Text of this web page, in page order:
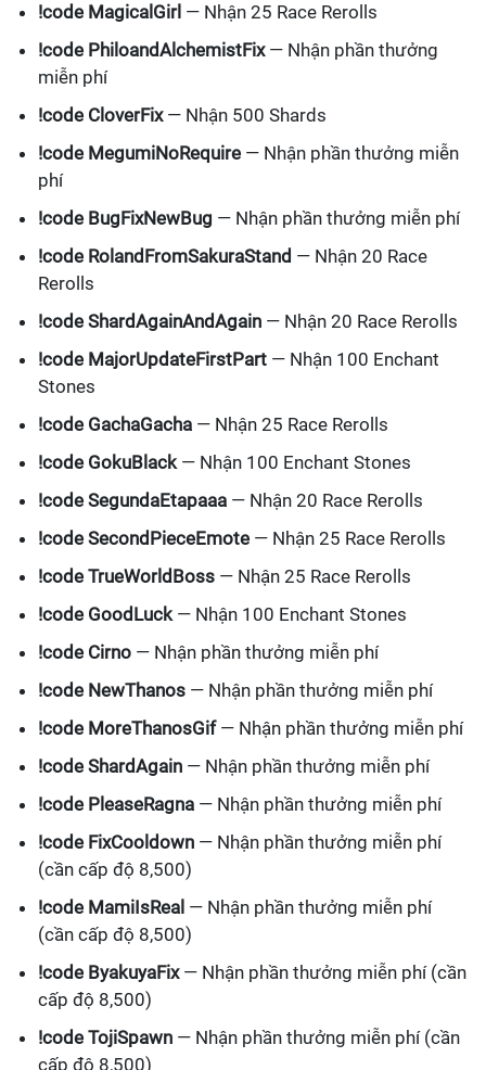
!code MagicalGirl — Nhận 25 Race Rerolls
!code PhiloandAlchemistFix— Nhận phần thưởng
miễn phí
!code CloverFix— Nhận 500 Shards
!code MegumiNoRequire — Nhận phần thưởng miễn
phí
!code BugFixNewBug — Nhận phần thưởng miễn phí
!code RolandFromSakuraStand — Nhận 20 Race
Rerolls
!code ShardAgainAndAgain — Nhận 20 Race Rerolls
!code MajorUpdateFirstPart — Nhận 100 Enchant
Stones
!code GachaGacha — Nhận 25 Race Rerolls
!code GokuBlack— Nhận 100 Enchant Stones
!code SegundaEtapaaa — Nhận 20 Race Rerolls
!code SecondPieceEmote — Nhận 25 Race Rerolls
!code TrueWorldBoss — Nhận 25 Race Rerolls
!code GoodLuck— Nhận 100 Enchant Stones
!code Cirno — Nhận phần thưởng miễn phí
!code NewThanos — Nhận phần thưởng miễn phí
!code MoreThanosGif— Nhận phần thưởng miễn phí
!code ShardAgain — Nhận phần thưởng miễn phí
!code PleaseRagna — Nhận phần thưởng miễn phí
!code FixCooldown — Nhận phần thưởng miễn phí
(cần cấp độ 8,500)
!code MamiIsReal — Nhận phần thưởng miễn phí
(cần cấp độ 8,500)
!code ByakuyaFix— Nhận phần thưởng miễn phí (cần
cấp độ 8,500)
!code TojiSpawn — Nhận phần thưởng miễn phí (cần
cấp độ 8,500)